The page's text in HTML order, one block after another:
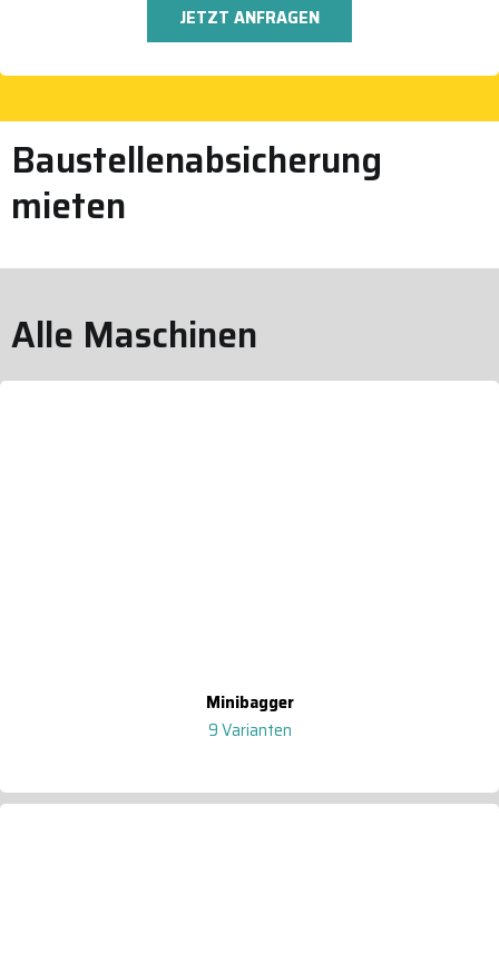
JETZT ANFRAGEN
Baustellenabsicherung
mieten
Alle Maschinen
Minibagger
9 Varianten